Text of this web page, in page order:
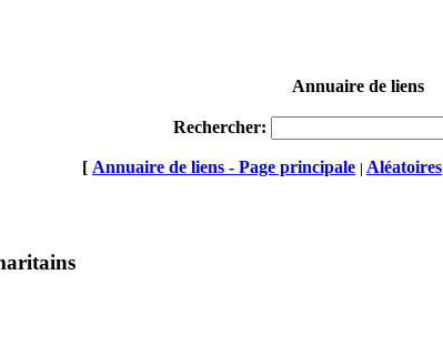
Annuaire de liens
Rechercher:
[ Annuaire de liens - Page principale | Aléatoires